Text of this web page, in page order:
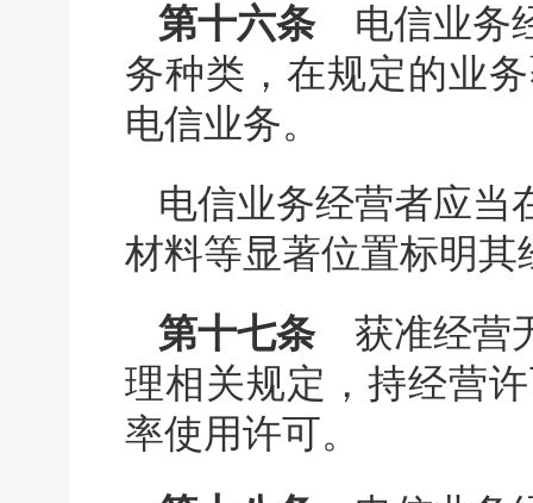
第十六条电信业务经
务种类，在规定的业
电信业务。
电信业务经营者应当
材料等显著位置标明其
第十七条获准经营无
理相关规定，持经营
率使用许可。